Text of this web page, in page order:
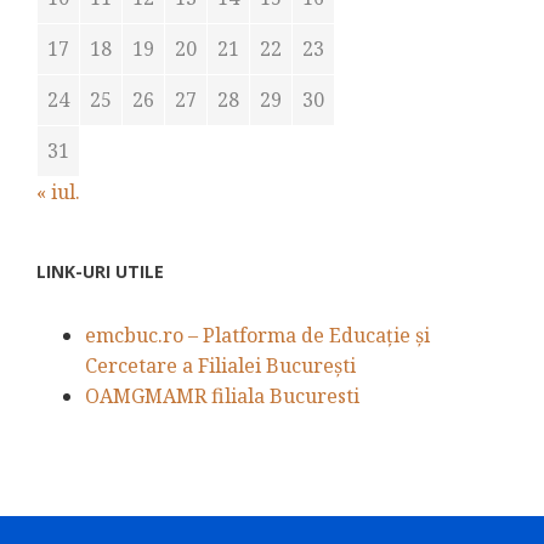
17
18 19 20 21 22
23
24
25 26 27 28 29
30
31
« iul.
LINK-URI UTILE
emcbuc.ro – Platforma de Educație și
Cercetare a Filialei București
OAMGMAMR filiala Bucuresti